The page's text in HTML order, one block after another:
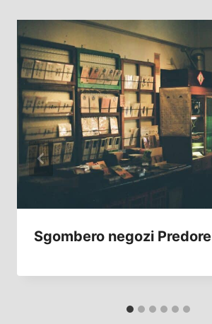
Sgombero negozi Predore